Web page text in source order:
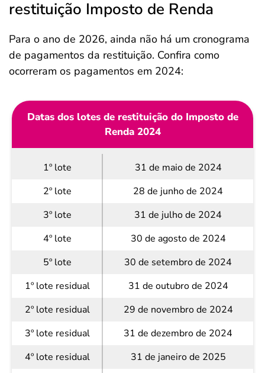
restituição Imposto de Renda
Para o ano de 2026, ainda não há um cronograma
de pagamentos da restituição. Confira como
ocorreram os pagamentos em 2024:
Datas dos lotes de restituição do Imposto de
Renda 2024
1º lote
31 de maio de 2024
2º lote
28 de junho de 2024
3º lote
31 de julho de 2024
4º lote
30 de agosto de 2024
5º lote
30 de setembro de 2024
1º lote residual
31 de outubro de 2024
2º lote residual
29 de novembro de 2024
3º lote residual
31 de dezembro de 2024
4º lote residual
31 de janeiro de 2025